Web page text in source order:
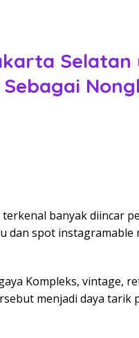
terkenal banyak diincar
dan spot
Kompleks, vintage,
menjadi daya